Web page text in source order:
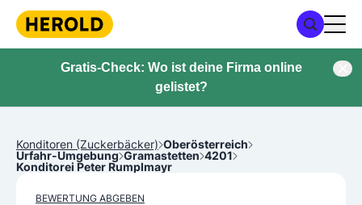
Gratis-Check: Wo ist deine Firma online
gelistet?
Konditoren (Zuckerbäcker) Oberösterreich
Urfahr-Umgebung Gramastetten 4201
Konditorei Peter Rumplmayr
BEWERTUNG ABGEBEN